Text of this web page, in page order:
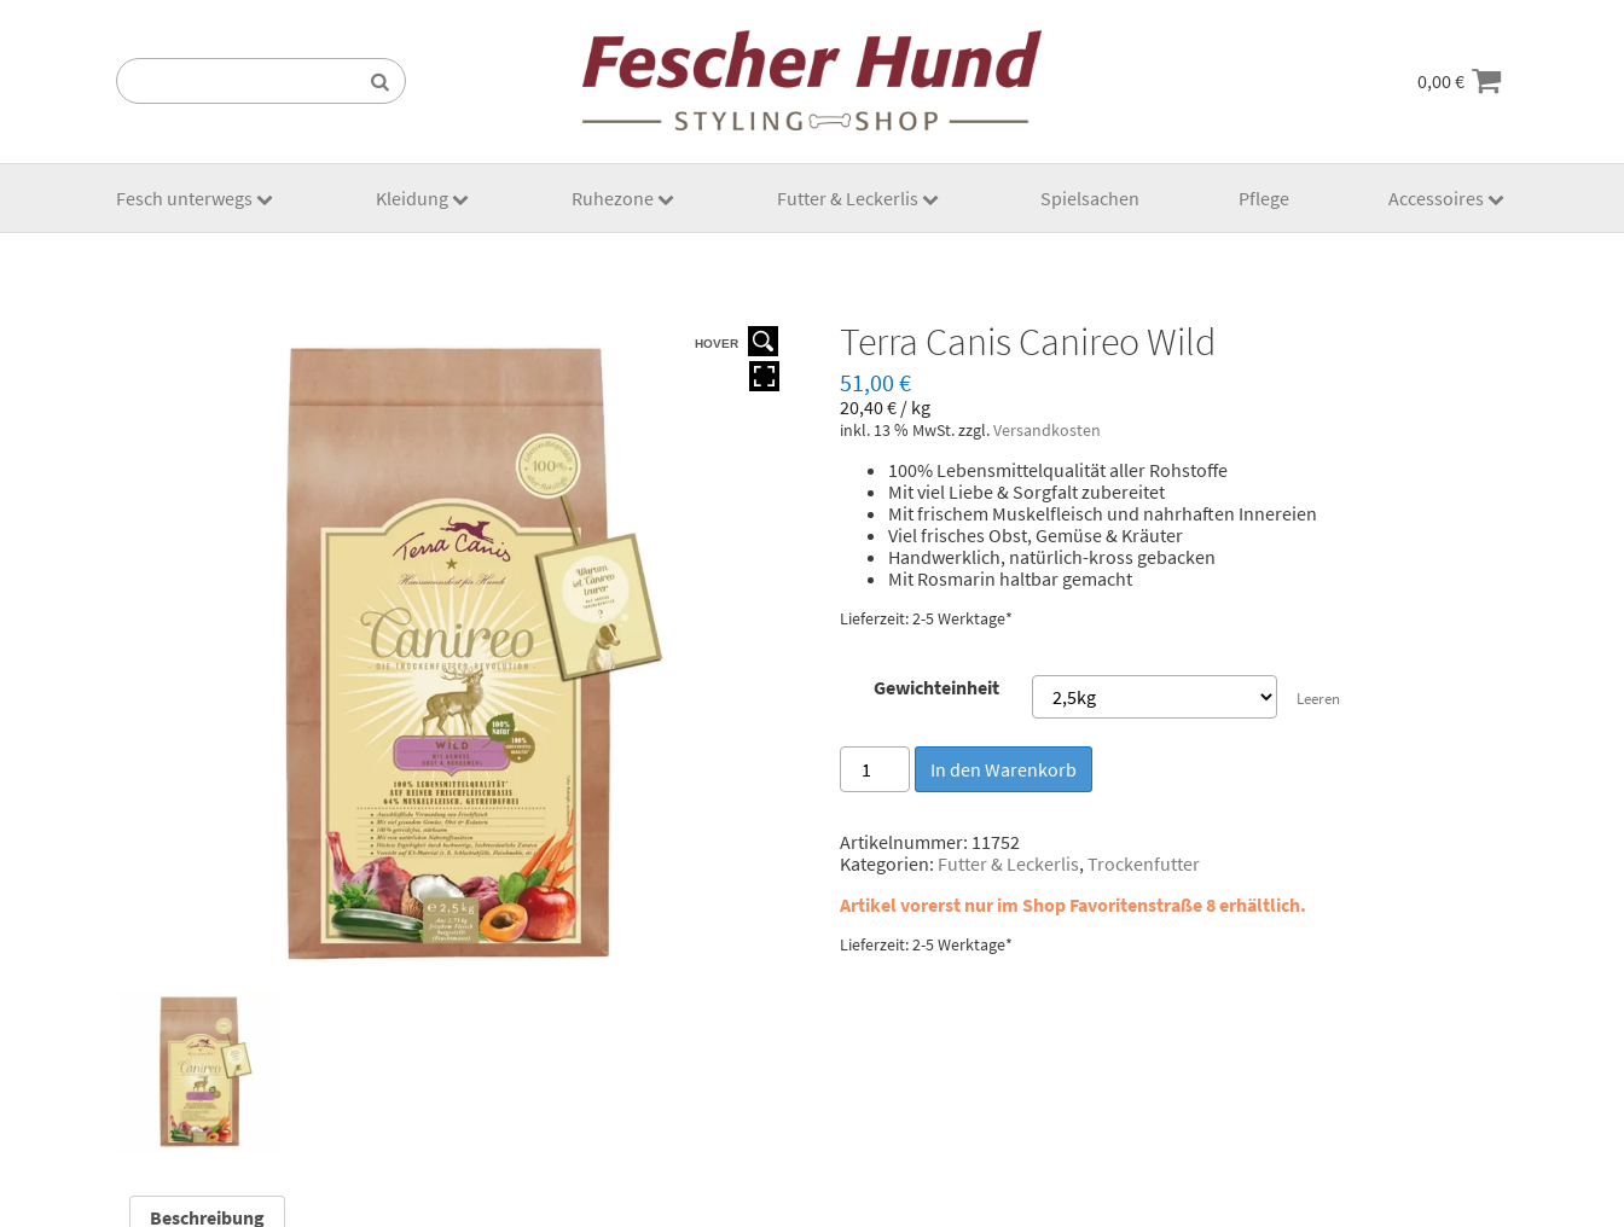
Suchen:
0,00€
Fesch unterwegs Kleidung Ruhezone Futter & Leckerlis Spielsachen Pflege Accessoires
HOVER Terra Canis Canireo Wild
51,00€
20,40€ / kg
inkl. 13 % MwSt.zzgl.Versandkosten
100% Lebensmittelqualität aller Rohstoffe
Mit viel Liebe & Sorgfalt zubereitet
Mit frischem Muskelfleisch und nahrhaften Innereien
Viel frisches Obst, Gemüse & Kräuter
Handwerklich, natürlich-kross gebacken
Mit Rosmarin haltbar gemacht
Lieferzeit: 2-5 Werktage*
Gewichteinheit Leeren
Terra
Canis
Canireo
Menge
In den Warenkorb
Artikelnummer: 11752
Kategorien: Futter & Leckerlis,Trockenfutter
Artikel vorerst nur im Shop Favoritenstraße 8 erhältlich.
Lieferzeit: 2-5 Werktage*
Beschreibung